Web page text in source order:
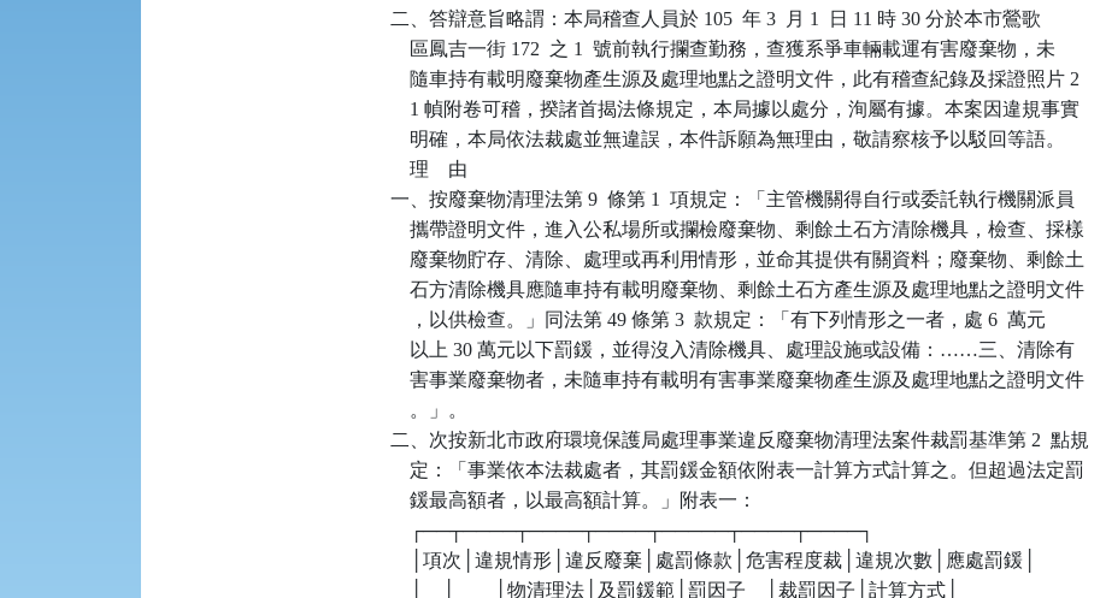
二、答辯意旨略謂：本局稽查人員於 105  年 3  月 1  日 11 時 30 分於本市鶯歌
    區鳳吉一街 172  之 1  號前執行攔查勤務，查獲系爭車輛載運有害廢棄物，未
    隨車持有載明廢棄物產生源及處理地點之證明文件，此有稽查紀錄及採證照片 2
    1 幀附卷可稽，揆諸首揭法條規定，本局據以處分，洵屬有據。本案因違規事實
    明確，本局依法裁處並無違誤，本件訴願為無理由，敬請察核予以駁回等語。
    理    由
一、按廢棄物清理法第 9  條第 1  項規定：「主管機關得自行或委託執行機關派員
    攜帶證明文件，進入公私場所或攔檢廢棄物、剩餘土石方清除機具，檢查、採樣
    廢棄物貯存、清除、處理或再利用情形，並命其提供有關資料；廢棄物、剩餘土
    石方清除機具應隨車持有載明廢棄物、剩餘土石方產生源及處理地點之證明文件
    ，以供檢查。」同法第 49 條第 3  款規定：「有下列情形之一者，處 6  萬元
    以上 30 萬元以下罰鍰，並得沒入清除機具、處理設施或設備：……三、清除有
    害事業廢棄物者，未隨車持有載明有害事業廢棄物產生源及處理地點之證明文件
    。」。
二、次按新北市政府環境保護局處理事業違反廢棄物清理法案件裁罰基準第 2  點規
    定：「事業依本法裁處者，其罰鍰金額依附表一計算方式計算之。但超過法定罰
    鍰最高額者，以最高額計算。」附表一：
    ┌──┬────┬────┬────┬─────┬────┬────┐
    │項次│違規情形│違反廢棄│處罰條款│危害程度裁│違規次數│應處罰鍰│
    │    │        │物清理法│及罰鍰範│罰因子    │裁罰因子│計算方式│